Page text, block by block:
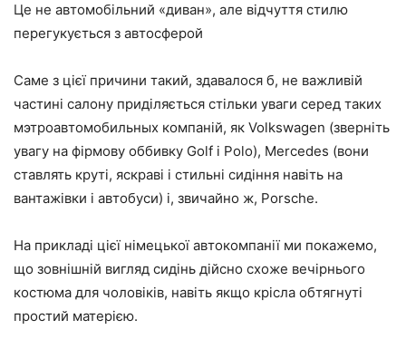
Це не автомобільний «диван», але відчуття стилю
перегукується з автосферой
Саме з цієї причини такий, здавалося б, не важливій
частині салону приділяється стільки уваги серед таких
мэтроавтомобильных компаній, як Volkswagen (зверніть
увагу на фірмову оббивку Golf і Polo), Mercedes (вони
ставлять круті, яскраві і стильні сидіння навіть на
вантажівки і автобуси) і, звичайно ж, Porsche.
На прикладі цієї німецької автокомпанії ми покажемо,
що зовнішній вигляд сидінь дійсно схоже вечірнього
костюма для чоловіків, навіть якщо крісла обтягнуті
простий матерією.